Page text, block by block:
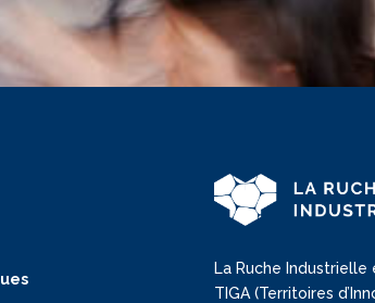
La Ruche
TIGA (Territoires